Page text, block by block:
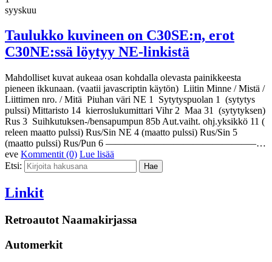
syyskuu
Taulukko kuvineen on C30SE:n, erot
C30NE:ssä löytyy NE-linkistä
Mahdolliset kuvat aukeaa osan kohdalla olevasta painikkeesta
pieneen ikkunaan. (vaatii javascriptin käytön) Liitin Minne / Mistä /
Liittimen nro. / Mitä Piuhan väri NE 1 Sytytyspuolan 1 (sytytys
pulssi) Mittaristo 14 kierroslukumittari Vihr 2 Maa 31 (sytytyksen)
Rus 3 Suihkutuksen-/bensapumpun 85b Aut.vaiht. ohj.yksikkö 11 (
releen maatto pulssi) Rus/Sin NE 4 (maatto pulssi) Rus/Sin 5
(maatto pulssi) Rus/Pun 6 ———————————————–…
eve Kommentit (0) Lue lisää
Etsi:
Linkit
Retroautot Naamakirjassa
Automerkit